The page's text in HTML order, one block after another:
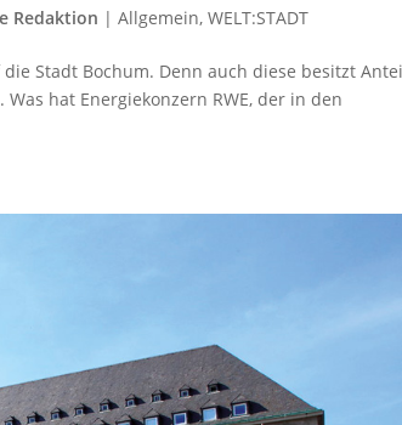
Redaktion |Allgemein,WELT:STADT
Stadt Bochum. Denn auch diese besitzt
hat Energiekonzern RWE, der in den